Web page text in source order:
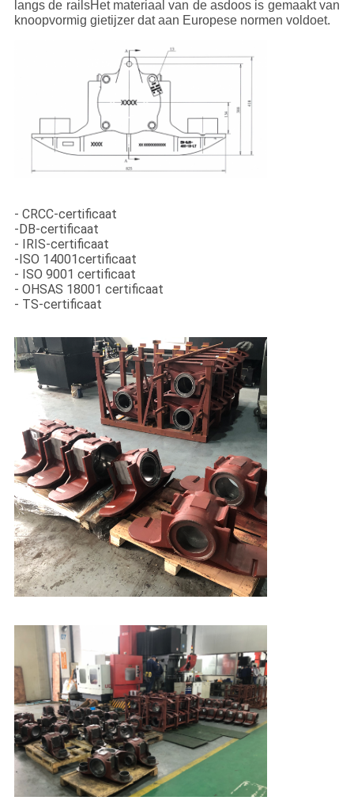
langs de railsHet materiaal van de asdoos is gemaakt van
knoopvormig gietijzer dat aan Europese normen voldoet.
- CRCC-certificaat
-DB-certificaat
- IRIS-certificaat
-ISO 14001certificaat
- ISO 9001 certificaat
- OHSAS 18001 certificaat
- TS-certificaat